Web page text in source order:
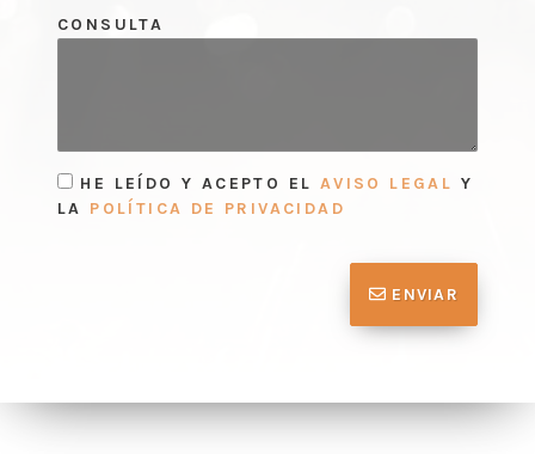
CONSULTA
HE LEÍDO Y ACEPTO EL AVISO LEGAL Y
LA POLÍTICA DE PRIVACIDAD
ENVIAR